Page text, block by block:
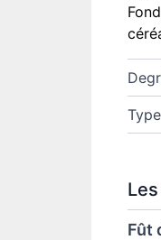
Type
Fût